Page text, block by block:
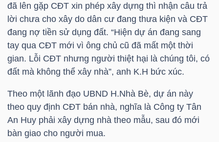
đã lên gặp CĐT xin phép xây dựng thì nhận câu trả
lời chưa cho xây do dân cư đang thưa kiện và CĐT
đang nợ tiền sử dụng đất. “Hiện dự án đang sang
tay qua CĐT mới vì ông chủ cũ đã mất một thời
gian. Lỗi CĐT nhưng người thiệt hại là chúng tôi, có
đất mà không thể xây nhà”, anh K.H bức xúc.
Theo một lãnh đạo UBND H.Nhà Bè, dự án này
theo quy định CĐT bán nhà, nghĩa là Công ty Tân
An Huy phải xây dựng nhà theo mẫu, sau đó mới
bàn giao cho người mua.
PHÂN
TÍCH
VIETSTOCKFINANCE
VĨ
MÔ